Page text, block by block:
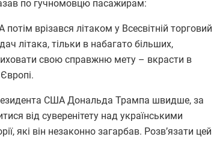
по гучномовцю пасажирам:
врізався літаком у Всесвітній торговий
літака, тільки в набагато більших,
свою справжню мету – вкрасти в
США Дональда Трампа швидше, за
від суверенітету над українськими
які він незаконно загарбав. Розв’язати цей